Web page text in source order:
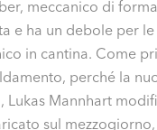
meccanico di
e ha un debole per
in cantina. Come
perché la
Mannhart
sul